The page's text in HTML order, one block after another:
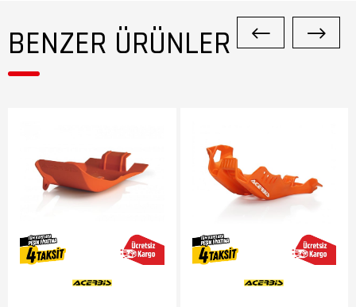
BENZER ÜRÜNLER